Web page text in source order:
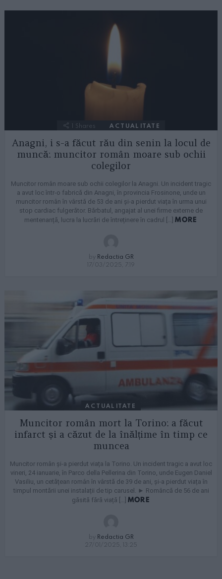
1 Shares ACTUALITATE
Anagni, i s-a făcut rău din senin la locul de
muncă: muncitor român moare sub ochii
colegilor
Muncitor român moare sub ochii colegilor la Anagni. Un incident tragic
a avut loc într-o fabrică din Anagni, în provincia Frosinone, unde un
muncitor român în vârstă de 53 de ani și-a pierdut viața în urma unui
stop cardiac fulgerător. Bărbatul, angajat al unei firme externe de
mentenanță, lucra la lucrări de întreținere în cadrul […]MORE
by Redactia GR
17/03/2025, 7:19
ACTUALITATE
Muncitor român mort la Torino: a făcut
infarct și a căzut de la înălțime în timp ce
muncea
Muncitor român și-a pierdut viața la Torino. Un incident tragic a avut loc
vineri, 24 ianuarie, în Parco della Pellerina din Torino, unde Eugen Daniel
Vasiliu, un cetățean român în vârstă de 39 de ani, și-a pierdut viața în
timpul montării unei instalații de tip carusel. ► Româncă de 56 de ani
găsită fără viață […] MORE
by Redactia GR
27/01/2025, 13:25